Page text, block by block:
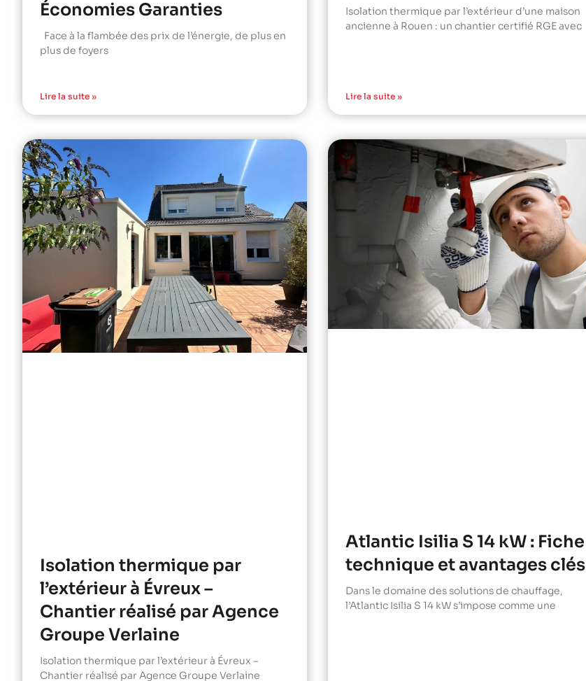
Économies Garanties
Face à la flambée des prix de l’énergie, de plus en
plus de foyers
Lire la suite »
Isolation thermique par l’extérieur d’une maison
ancienne à Rouen : un chantier certifié RGE avec
Lire la suite »
Isolation thermique par
l’extérieur à Évreux –
Chantier réalisé par Agence
Groupe Verlaine
Isolation thermique par l’extérieur à Évreux –
Chantier réalisé par Agence Groupe Verlaine
Atlantic Isilia S 14 kW : Fiche
technique et avantages clés
Dans le domaine des solutions de chauffage,
l’Atlantic Isilia S 14 kW s’impose comme une